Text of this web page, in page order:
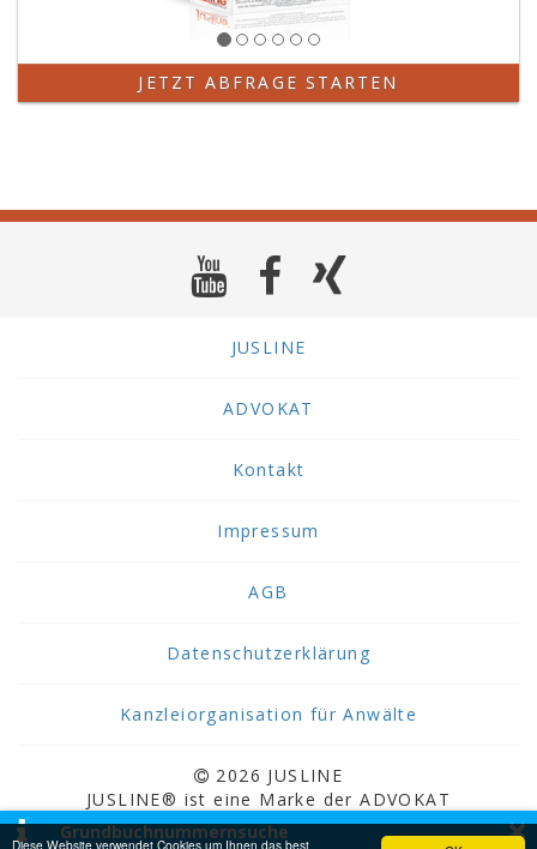
Diese Website verwendet Cookies um Ihnen das best
JETZT ABFRAGE STARTEN
JUSLINE
ADVOKAT
Kontakt
Impressum
AGB
Datenschutzerklärung
Kanzleiorganisation für Anwälte
2026 JUSLINE
JUSLINE® ist eine Marke der ADVOKAT
Unternehmensberatung Greiter & Greiter GmbH.
×
Grundbuchnummernsuche